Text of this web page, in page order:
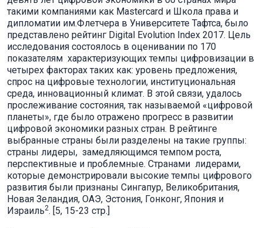
такими компаниями как Mastercard и Школа права и
дипломатии им.Флетчера в Университете Тафтса, было
представлено рейтинг Digital Evolution Index 2017. Цель
исследования состоялось в оценивании по 170
показателям характеризующих темпы цифровизации в
четырех факторах таких как: уровень предложения,
спрос на цифровые технологии, институциональная
среда, инновационный климат. В этой связи, удалось
прослеживание состояния, так называемой «цифровой
планеты», где было отражено прогресс в развитии
цифровой экономики разных стран. В рейтинге
выбранные страны были разделены на такие группы:
страны лидеры, замедляющимся темпом роста,
перспективные и проблемные. Странами лидерами,
которые демонстрировали высокие темпы цифрового
развития были признаны Сингапур, Великобритания,
Новая Зеландия, ОАЭ, Эстония, Гонконг, Япония и
Израиль2. [5, 15-23 стр.]